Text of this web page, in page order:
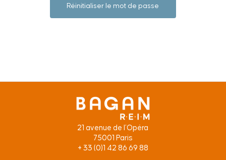
21 avenue de l’Opéra
75001 Paris
+ 33 (0)1 42 86 69 88